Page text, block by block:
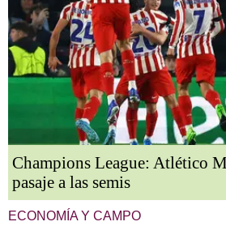
Champions League: Atlético
pasaje a las semis
ECONOMÍA Y CAMPO